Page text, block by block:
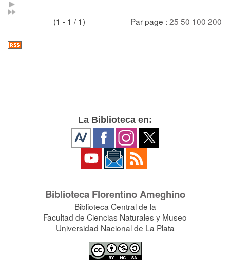
(1 - 1 / 1) Par page : 25 50 100 200
La Biblioteca en:
Biblioteca Florentino Ameghino
Biblioteca Central de la
Facultad de Ciencias Naturales y Museo
Universidad Nacional de La Plata